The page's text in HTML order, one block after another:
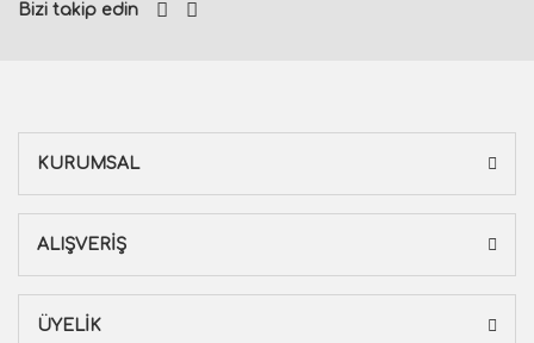
Bizi takip edin
KURUMSAL
ALIŞVERİŞ
ÜYELİK